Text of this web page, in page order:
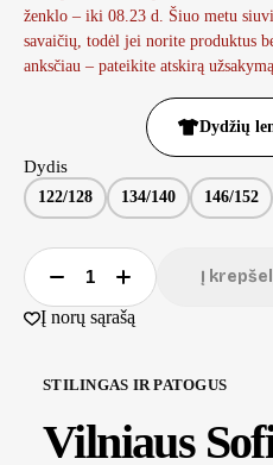
ženklo – iki 08.23 d. Šiuo metu
savaičių, todėl jei norite produktus
anksčiau – pateikite atskirą užsakymą.
Dydžių
Dydis
122/128 134/140 146/152
Į
Į norų sąrašą
STILINGAS IR PATOGUS
Vilniaus